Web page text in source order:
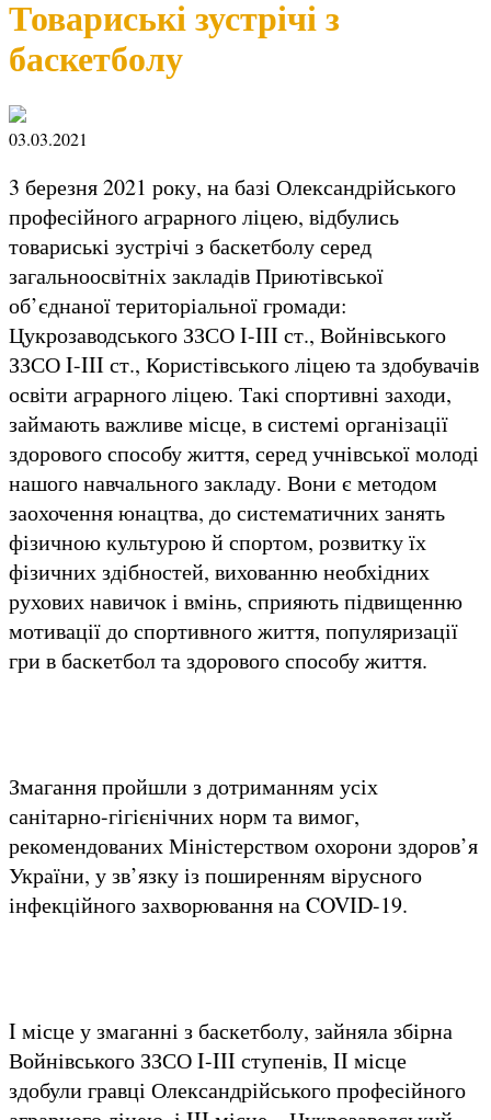
Товариські зустрічі з
баскетболу
03.03.2021
3 березня 2021 року, на базі Олександрійського
професійного аграрного ліцею, відбулись
товариські зустрічі з баскетболу серед
загальноосвітніх закладів Приютівської
об’єднаної територіальної громади:
Цукрозаводського ЗЗСО I-III ст., Войнівського
ЗЗСО I-III ст., Користівського ліцею та здобувачів
освіти аграрного ліцею. Такі спортивні заходи,
займають важливе місце, в системі організації
здорового способу життя, серед учнівської молоді
нашого навчального закладу. Вони є методом
заохочення юнацтва, до систематичних занять
фізичною культурою й спортом, розвитку їх
фізичних здібностей, вихованню необхідних
рухових навичок і вмінь, сприяють підвищенню
мотивації до спортивного життя, популяризації
гри в баскетбол та здорового способу життя.
Змагання пройшли з дотриманням усіх
санітарно-гігієнічних норм та вимог,
рекомендованих Міністерством охорони здоров’я
України, у зв’язку із поширенням вірусного
інфекційного захворювання на COVID-19.
I місце у змаганні з баскетболу, зайняла збірна
Войнівського ЗЗСО I-III ступенів, II місце
здобули гравці Олександрійського професійного